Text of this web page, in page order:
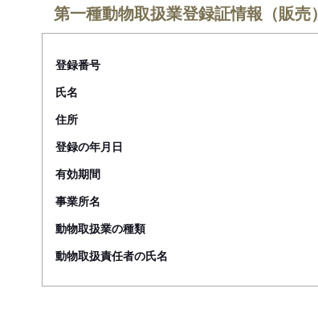
第一種動物取扱業登録証情報（販売）
登録番号
氏名
住所
登録の年月日
有効期間
事業所名
動物取扱業の種類
動物取扱責任者の氏名